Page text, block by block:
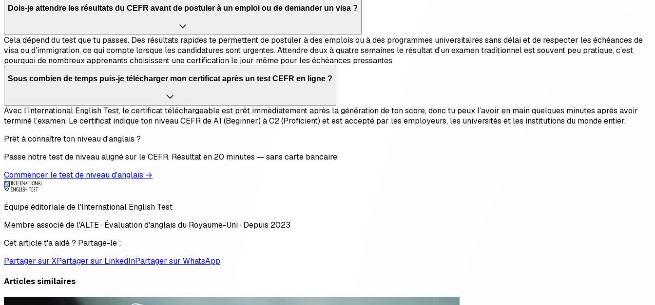
Dois-je attendre les résultats du CEFR avant de postuler à un emploi ou de demander un visa ?
Cela dépend du test que tu passes. Des résultats rapides te permettent de postuler à des emplois ou à des programmes universitaires sans délai et de respecter les échéances de
visa ou d’immigration, ce qui compte lorsque les candidatures sont urgentes. Attendre deux à quatre semaines le résultat d’un examen traditionnel est souvent peu pratique, c’est
pourquoi de nombreux apprenants choisissent une certification le jour même pour les échéances pressantes.
Sous combien de temps puis-je télécharger mon certificat après un test CEFR en ligne ?
Avec l’International English Test, le certificat téléchargeable est prêt immédiatement après la génération de ton score, donc tu peux l’avoir en main quelques minutes après avoir
terminé l’examen. Le certificat indique ton niveau CEFR de A1 (Beginner) à C2 (Proficient) et est accepté par les employeurs, les universités et les institutions du monde entier.
Prêt à connaître ton niveau d'anglais ?
Passe notre test de niveau aligné sur le CEFR. Résultat en 20 minutes — sans carte bancaire.
Commencer le test de niveau d'anglais →
Équipe éditoriale de l'International English Test
Membre associé de l'ALTE · Évaluation d'anglais du Royaume-Uni · Depuis 2023
Cet article t'a aidé ? Partage-le :
Partager sur XPartager sur LinkedInPartager sur WhatsApp
Articles similaires